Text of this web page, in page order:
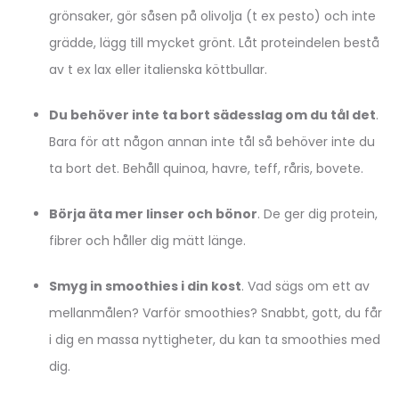
grönsaker, gör såsen på olivolja (t ex pesto) och inte
grädde, lägg till mycket grönt. Låt proteindelen bestå
av t ex lax eller italienska köttbullar.
Du behöver inte ta bort sädesslag om du tål det.
Bara för att någon annan inte tål så behöver inte du
ta bort det. Behåll quinoa, havre, teff, råris, bovete.
Börja äta mer linser och bönor. De ger dig protein,
fibrer och håller dig mätt länge.
Smyg in smoothies i din kost. Vad sägs om ett av
mellanmålen? Varför smoothies? Snabbt, gott, du får
i dig en massa nyttigheter, du kan ta smoothies med
dig.